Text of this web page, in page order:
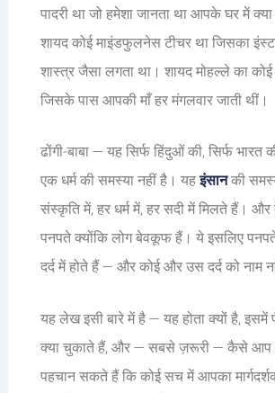
पादरी था जो हमेशा जानता था आपके घर में
शायद कोई माइंडफुलनेस टीचर था जिसका
शास्त्र जैसा लगता था। शायद मोहल्ले का कोई
जिसके पास आपकी माँ हर मंगलवार जाती थीं।
ढोंगी-बाबा — यह सिर्फ हिंदुओं की, सिर्फ भारत
एक धर्म की समस्या नहीं है। यहइंसानकी
संस्कृति में, हर धर्म में, हर सदी में मिलते हैं। और
पनपते क्योंकि लोग बेवकूफ हैं। ये इसलिए
दर्द में होते हैं — और कोई और उस दर्द को नाम
यह लेख इसी बारे में है — यह होता क्यों है,
क्या चुकाते हैं, और — सबसे ज़रूरी — कैसे
पहचान सकते हैं कि कोई सच में आपका